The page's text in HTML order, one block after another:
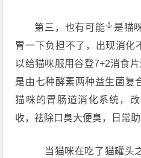
第三，也有可能
是猫
胃一下负担不了，出现消化
以给猫咪服用谷登7+2消食
是由七种酵素两种益生菌复
猫咪的胃肠道消化系统，
收，祛除口臭大便臭，日常助
当猫咪在吃了猫罐头